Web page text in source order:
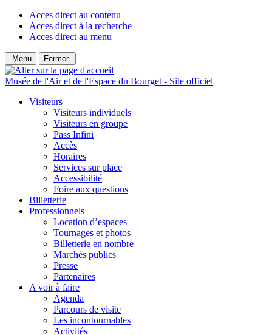
Acces direct au contenu
Acces direct à la recherche
Acces direct au menu
Menu Fermer
Musée de l'Air et de l'Espace du Bourget - Site officiel
Visiteurs
Visiteurs individuels
Visiteurs en groupe
Pass Infini
Accès
Horaires
Services sur place
Accessibilité
Foire aux questions
Billetterie
Professionnels
Location d’espaces
Tournages et photos
Billetterie en nombre
Marchés publics
Presse
Partenaires
A voir à faire
Agenda
Parcours de visite
Les incontournables
Activités